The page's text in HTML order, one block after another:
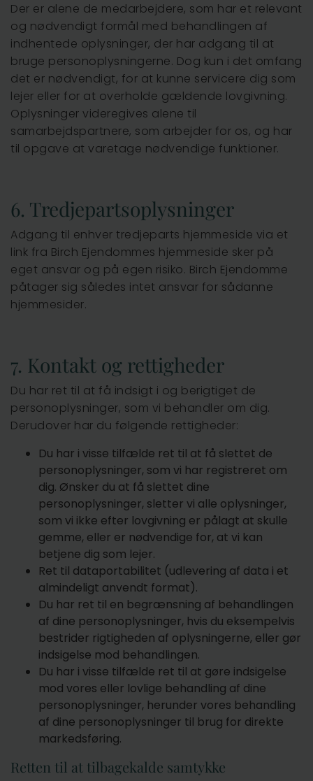
Der er alene de medarbejdere, som har et relevant
og nødvendigt formål med behandlingen af
indhentede oplysninger, der har adgang til at
bruge personoplysningerne. Dog kun i det omfang
det er nødvendigt, for at kunne servicere dig som
lejer eller for at overholde gældende lovgivning.
Oplysninger videregives alene til
samarbejdspartnere, som arbejder for os, og har
til opgave at varetage nødvendige funktioner.
6. Tredjepartsoplysninger
Adgang til enhver tredjeparts hjemmeside via et
link fra Birch Ejendommes hjemmeside sker på
eget ansvar og på egen risiko. Birch Ejendomme
påtager sig således intet ansvar for sådanne
hjemmesider.
7. Kontakt og rettigheder
Du har ret til at få indsigt i og berigtiget de
personoplysninger, som vi behandler om dig.
Derudover har du følgende rettigheder:
Du har i visse tilfælde ret til at få slettet de
personoplysninger, som vi har registreret om
dig. Ønsker du at få slettet dine
personoplysninger, sletter vi alle oplysninger,
som vi ikke efter lovgivning er pålagt at skulle
gemme, eller er nødvendige for, at vi kan
betjene dig som lejer.
Ret til dataportabilitet (udlevering af data i et
almindeligt anvendt format).
Du har ret til en begrænsning af behandlingen
af dine personoplysninger, hvis du eksempelvis
bestrider rigtigheden af oplysningerne, eller gør
indsigelse mod behandlingen.
Du har i visse tilfælde ret til at gøre indsigelse
mod vores eller lovlige behandling af dine
personoplysninger, herunder vores behandling
af dine personoplysninger til brug for direkte
markedsføring.
Retten til at tilbagekalde samtykke